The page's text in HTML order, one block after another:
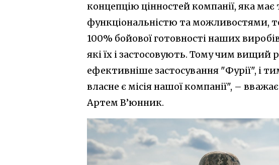
концепцію цінностей компанії, яка має
функціональністю та можливостями,
100% бойової готовності наших
які їх і застосовують. Тому чим вищий
ефективніше застосування "Фурії", і
власне є місія нашої компанії", –
Артем В’юнник.